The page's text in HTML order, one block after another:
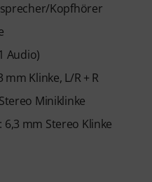
Kopfhörer
Audio)
mm Klinke, L/R + R
Miniklinke
mm Stereo Klinke